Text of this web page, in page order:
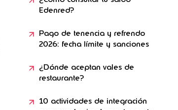
Edenred?
Pago de tenencia y refrendo
2026: fecha límite y sanciones
¿Dónde aceptan vales de
restaurante?
10 actividades de integración